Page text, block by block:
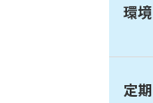
環境
定期